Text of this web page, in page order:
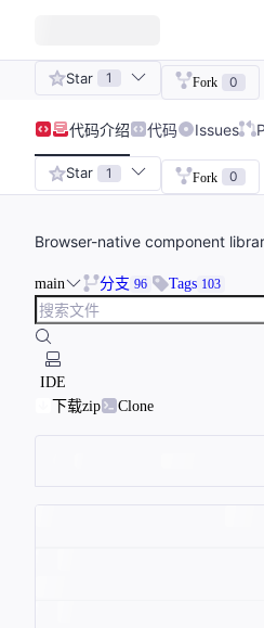
Star 1 Fork 0
代码介绍 代码 Issues
Star 1 Fork 0
Browser-native component
main 分支 96 Tags 103
IDE
下载zip
Clone